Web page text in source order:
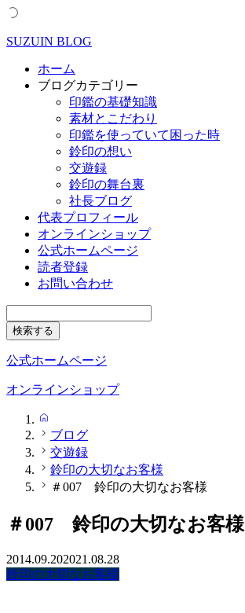
SUZUIN BLOG
ホーム
ブログカテゴリー
印鑑の基礎知識
素材とこだわり
印鑑を使っていて困った時
鈴印の想い
交遊録
鈴印の舞台裏
社長ブログ
代表プロフィール
オンラインショップ
公式ホームページ
読者登録
お問い合わせ
公式ホームページ
オンラインショップ
ブログ
交遊録
鈴印の大切なお客様
＃007 鈴印の大切なお客様
＃007 鈴印の大切なお客様
2014.09.202021.08.28
鈴印の大切なお客様